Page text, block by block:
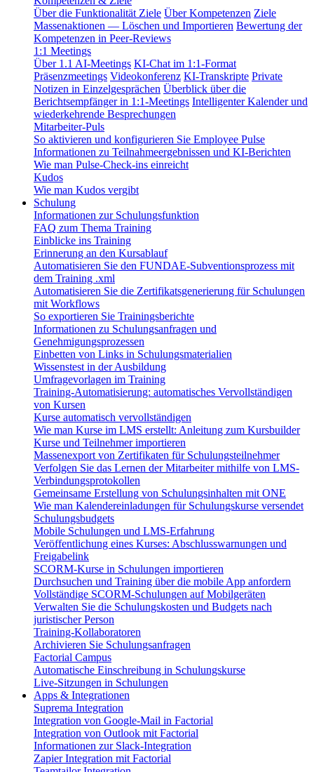
Über die Funktionalität Ziele Über Kompetenzen Ziele
Massenaktionen — Löschen und Importieren Bewertung der
Kompetenzen in Peer-Reviews
1:1 Meetings
Über 1.1 AI-Meetings KI-Chat im 1:1-Format
Präsenzmeetings Videokonferenz KI-Transkripte Private
Notizen in Einzelgesprächen Überblick über die
Berichtsempfänger in 1:1-Meetings Intelligenter Kalender und
wiederkehrende Besprechungen
Mitarbeiter-Puls
So aktivieren und konfigurieren Sie Employee Pulse
Informationen zu Teilnahmeergebnissen und KI-Berichten
Wie man Pulse-Check-ins einreicht
Kudos
Wie man Kudos vergibt
Schulung
Informationen zur Schulungsfunktion
FAQ zum Thema Training
Einblicke ins Training
Erinnerung an den Kursablauf
Automatisieren Sie den FUNDAE-Subventionsprozess mit
dem Training .xml
Automatisieren Sie die Zertifikatsgenerierung für Schulungen
mit Workflows
So exportieren Sie Trainingsberichte
Informationen zu Schulungsanfragen und
Genehmigungsprozessen
Einbetten von Links in Schulungsmaterialien
Wissenstest in der Ausbildung
Umfragevorlagen im Training
Training-Automatisierung: automatisches Vervollständigen
von Kursen
Kurse automatisch vervollständigen
Wie man Kurse im LMS erstellt: Anleitung zum Kursbuilder
Kurse und Teilnehmer importieren
Massenexport von Zertifikaten für Schulungsteilnehmer
Verfolgen Sie das Lernen der Mitarbeiter mithilfe von LMS-
Verbindungsprotokollen
Gemeinsame Erstellung von Schulungsinhalten mit ONE
Wie man Kalendereinladungen für Schulungskurse versendet
Schulungsbudgets
Mobile Schulungen und LMS-Erfahrung
Veröffentlichung eines Kurses: Abschlusswarnungen und
Freigabelink
SCORM-Kurse in Schulungen importieren
Durchsuchen und Training über die mobile App anfordern
Vollständige SCORM-Schulungen auf Mobilgeräten
Verwalten Sie die Schulungskosten und Budgets nach
juristischer Person
Training-Kollaboratoren
Archivieren Sie Schulungsanfragen
Factorial Campus
Automatische Einschreibung in Schulungskurse
Live-Sitzungen in Schulungen
Apps & Integrationen
Suprema Integration
Integration von Google-Mail in Factorial
Integration von Outlook mit Factorial
Informationen zur Slack-Integration
Zapier Integration mit Factorial